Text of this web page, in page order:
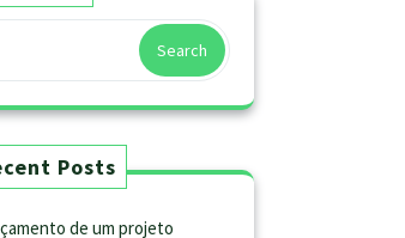
Search
Posts
de um projeto